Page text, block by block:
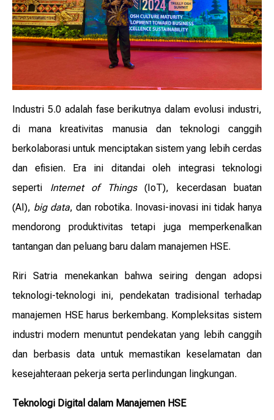
Industri 5.0 adalah fase berikutnya dalam evolusi industri,
di mana kreativitas manusia dan teknologi canggih
berkolaborasi untuk menciptakan sistem yang lebih cerdas
dan efisien. Era ini ditandai oleh integrasi teknologi
seperti Internet of Things(IoT), kecerdasan buatan
(AI), big data, dan robotika. Inovasi-inovasi ini tidak hanya
mendorong produktivitas tetapi juga memperkenalkan
tantangan dan peluang baru dalam manajemen HSE.
Riri Satria menekankan bahwa seiring dengan adopsi
teknologi-teknologi ini, pendekatan tradisional terhadap
manajemen HSE harus berkembang. Kompleksitas sistem
industri modern menuntut pendekatan yang lebih canggih
dan berbasis data untuk memastikan keselamatan dan
kesejahteraan pekerja serta perlindungan lingkungan.
Teknologi Digital dalam Manajemen HSE